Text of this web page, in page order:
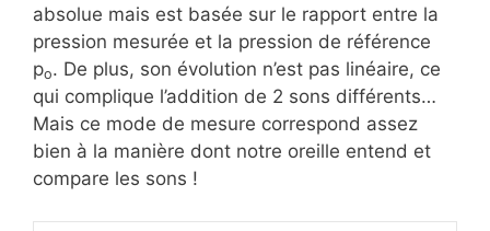
absolue mais est basée sur le rapport entre la
pression mesurée et la pression de référence
po. De plus, son évolution n’est pas linéaire, ce
qui complique l’addition de 2 sons différents…
Mais ce mode de mesure correspond assez
bien à la manière dont notre oreille entend et
compare les sons !